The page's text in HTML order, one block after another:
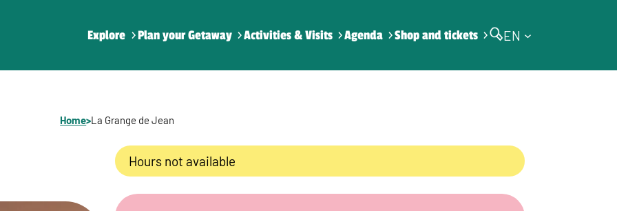
Explore Plan your Getaway Activities & Visits Agenda Shop and tickets EN
Home>La Grange de Jean
Hours not available